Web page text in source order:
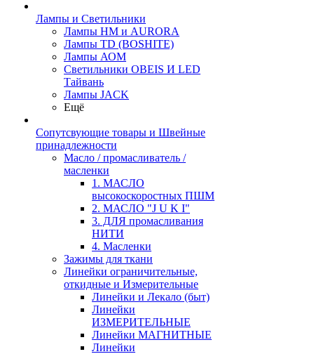
Лампы и Светильники
Лампы HM и AURORA
Лампы TD (BOSHITE)
Лампы АОМ
Светильники OBEIS И LED
Тайвань
Лампы JACK
Ещё
Сопутсвующие товары и Швейные
принадлежности
Масло / промасливатель /
масленки
1. МАСЛО
высокоскоростных ПШМ
2. МАСЛО "J U K I"
3. ДЛЯ промасливания
НИТИ
4. Масленки
Зажимы для ткани
Линейки ограничительные,
откидные и Измерительные
Линейки и Лекало (быт)
Линейки
ИЗМЕРИТЕЛЬНЫЕ
Линейки МАГНИТНЫЕ
Линейки